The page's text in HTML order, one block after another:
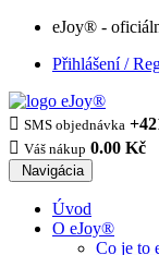
eJoy® -
Přihlášení /
 SMS objednávka
 Váš nákup 0.00 Kč
Navigácia
Úvod
O eJoy®
Co je to